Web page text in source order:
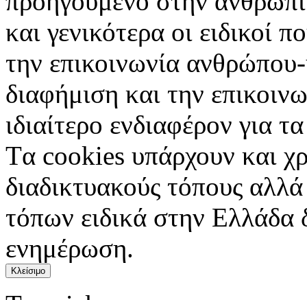
και γενικότερα οι ειδικοί
την επικοινωνία
διαφήμιση και την
ιδιαίτερο ενδιαφέρον για
Tα cookies υπάρχουν και
διαδικτυακούς τόπους
τόπων ειδικά στην Ελλάδα
ενημέρωση.
Κλείσιμο